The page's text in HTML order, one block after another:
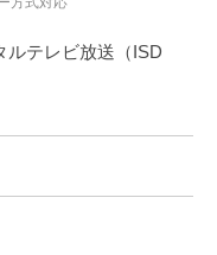
ルテレビ放送（ISD